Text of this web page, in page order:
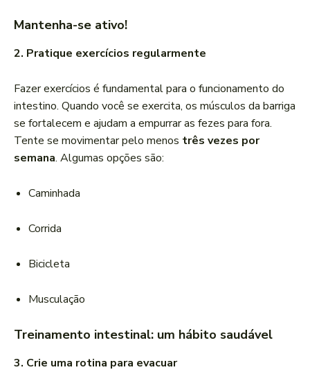
Mantenha-se ativo!
2. Pratique exercícios regularmente
Fazer exercícios é fundamental para o funcionamento do
intestino. Quando você se exercita, os músculos da barriga
se fortalecem e ajudam a empurrar as fezes para fora.
Tente se movimentar pelo menos três vezes por
semana. Algumas opções são:
Caminhada
Corrida
Bicicleta
Musculação
Treinamento intestinal: um hábito saudável
3. Crie uma rotina para evacuar